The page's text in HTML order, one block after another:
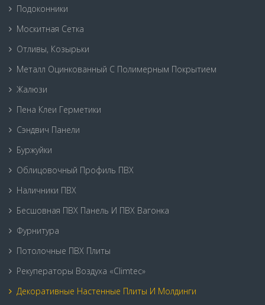
Подоконники
Москитная Сетка
Отливы, Козырьки
Металл Оцинкованный С Полимерным Покрытием
Жалюзи
Пена Клеи Герметики
Сэндвич Панели
Буржуйки
Облицовочный Профиль ПВХ
Наличники ПВХ
Бесшовная ПВХ Панель И ПВХ Вагонка
Фурнитура
Потолочные ПВХ Плиты
Рекуператоры Воздуха «Climtec»
Декоративные Настенные Плиты И Молдинги